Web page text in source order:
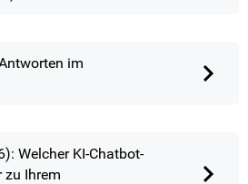
im
Welcher KI-Chatbot-
zu Ihrem